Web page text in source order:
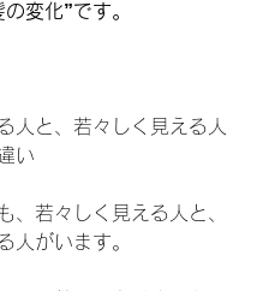
変化”です。
人と、若々しく見える人
い
、若々しく見える人と、
人がいます。